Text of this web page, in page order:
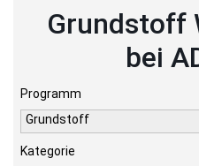
Grundstoff
bei
Programm
Grundstoff
Kategorie